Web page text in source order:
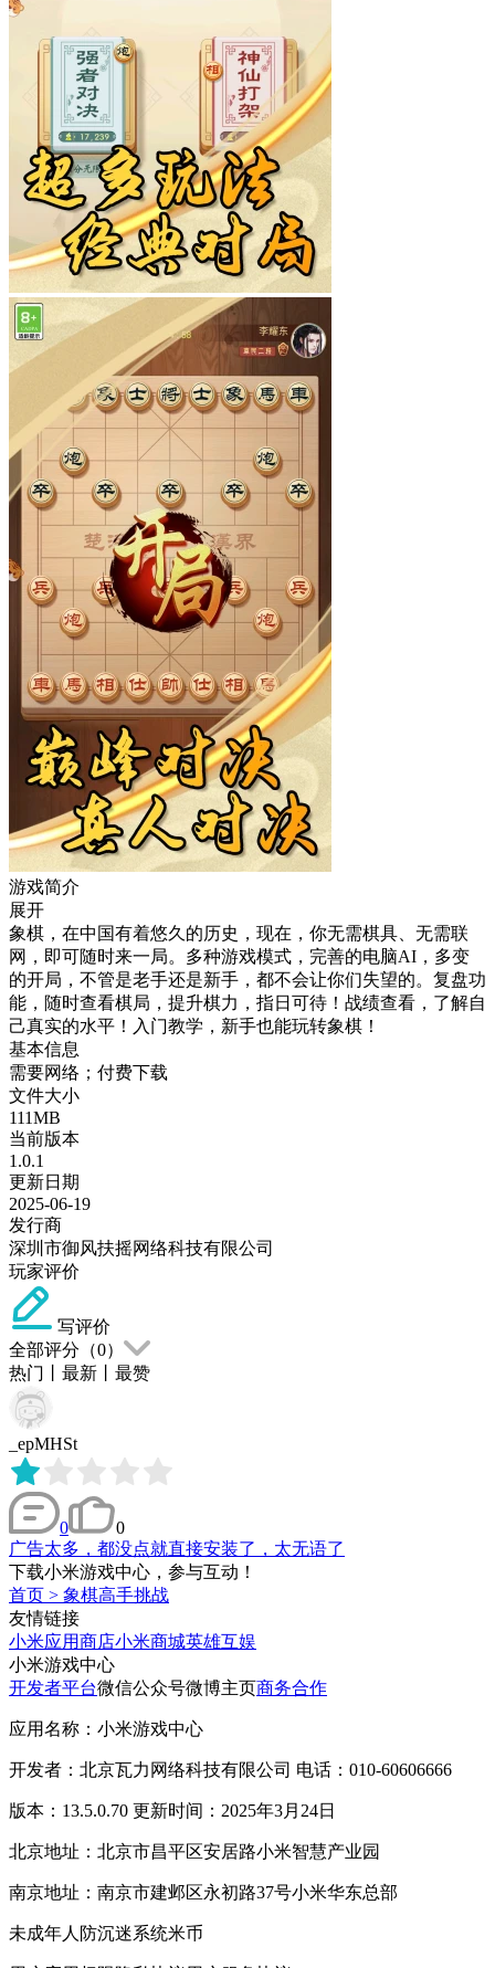
游戏简介
展开
象棋，在中国有着悠久的历史，现在，你无需棋具、无需联
网，即可随时来一局。多种游戏模式，完善的电脑AI，多变
的开局，不管是老手还是新手，都不会让你们失望的。复盘功
能，随时查看棋局，提升棋力，指日可待！战绩查看，了解自
己真实的水平！入门教学，新手也能玩转象棋！
基本信息
需要网络；付费下载
文件大小
111MB
当前版本
1.0.1
更新日期
2025-06-19
发行商
深圳市御风扶摇网络科技有限公司
玩家评价
写评价
全部评分（0）
热门
最新 最赞
_epMHSt
0
0
广告太多，都没点就直接安装了，太无语了
下载小米游戏中心，参与互动！
首页 > 象棋高手挑战
友情链接
小米应用商店小米商城英雄互娱
小米游戏中心
开发者平台微信公众号微博主页商务合作
应用名称：小米游戏中心
开发者：北京瓦力网络科技有限公司 电话：010-60606666
版本：13.5.0.70 更新时间：2025年3月24日
北京地址：北京市昌平区安居路小米智慧产业园
南京地址：南京市建邺区永初路37号小米华东总部
未成年人防沉迷系统米币